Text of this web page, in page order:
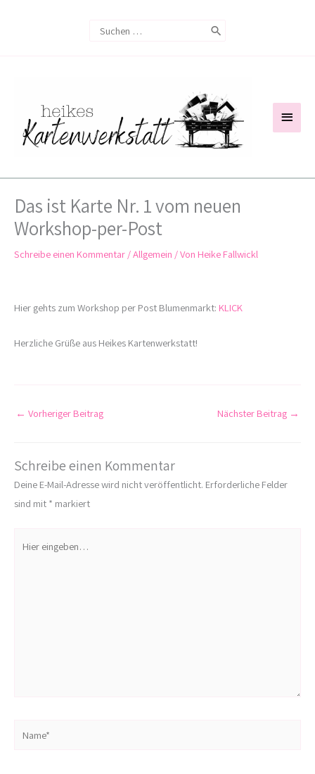
Search
Das ist Karte Nr. 1 vom neuen
Workshop-per-Post
Schreibe einen Kommentar /Allgemein / Von Heike Fallwickl
Hier gehts zum Workshop per Post Blumenmarkt: KLICK
Herzliche Grüße aus Heikes Kartenwerkstatt!
← Vorheriger Beitrag Nächster Beitrag →
Schreibe einen Kommentar
Deine E-Mail-Adresse wird nicht veröffentlicht. Erforderliche Felder
sind mit * markiert
eingeben…